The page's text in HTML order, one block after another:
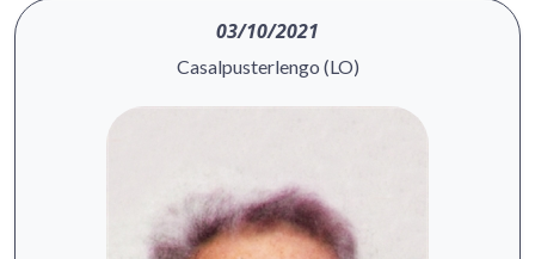
03/10/2021
Casalpusterlengo (LO)